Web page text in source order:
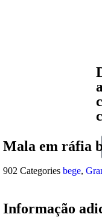
Mala em ráfia
902 Categories bege,
Informação